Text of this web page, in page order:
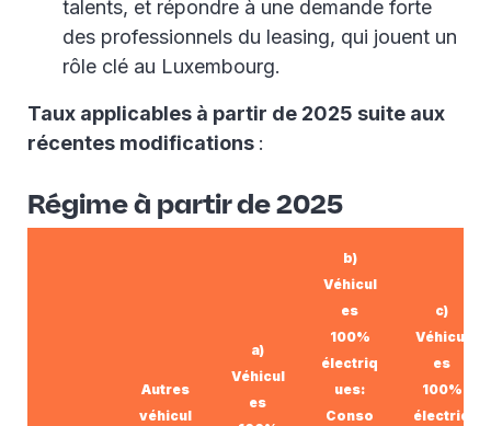
talents, et répondre à une demande forte
des professionnels du leasing, qui jouent un
rôle clé au Luxembourg.
Taux applicables à partir de 2025 suite aux
récentes modifications :
Régime à partir de 2025
Autres
véhicul
a)
Véhicul
es
b)
Véhicul
es
100%
électriq
ues:
Conso
c)
Véhicul
es
100%
électriq